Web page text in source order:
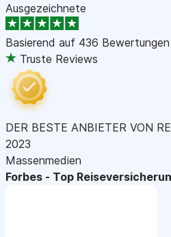
Ausgezeichnete
Basierend auf 436 Bewertungen
Truste Reviews
DER BESTE ANBIETER VON
2023
Massenmedien
Forbes - Top